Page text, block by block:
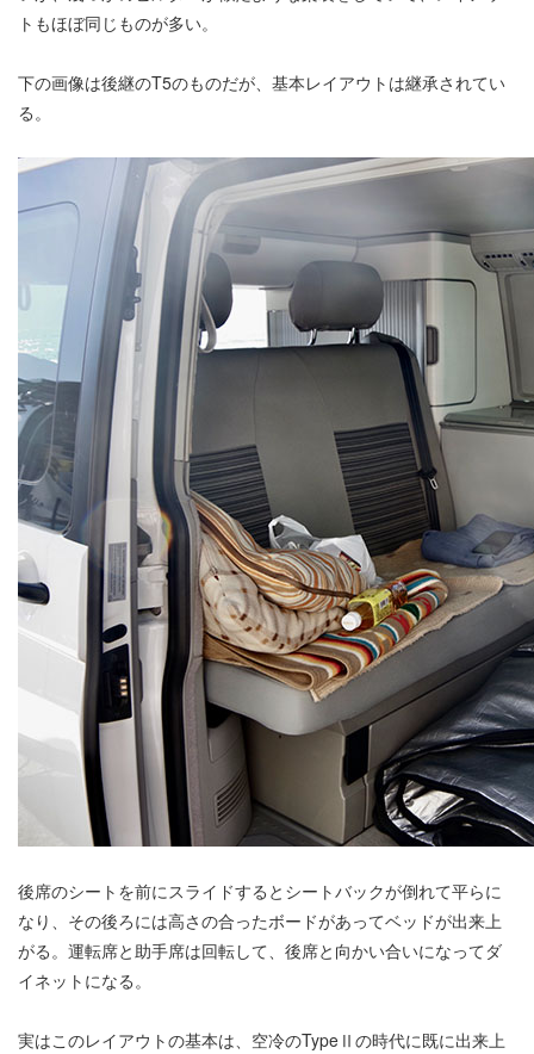
トもほぼ同じものが多い。
下の画像は後継のT5のものだが、基本レイアウトは継承されてい
る。
後席のシートを前にスライドするとシートバックが倒れて平らに
なり、その後ろには高さの合ったボードがあってベッドが出来上
がる。運転席と助手席は回転して、後席と向かい合いになってダ
イネットになる。
実はこのレイアウトの基本は、空冷のTypeⅡの時代に既に出来上